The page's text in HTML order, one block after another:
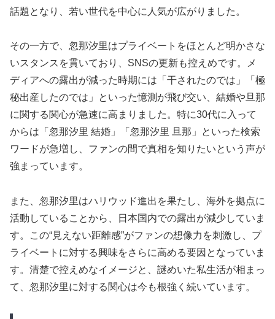
話題となり、若い世代を中心に人気が広がりました。
その一方で、忽那汐里はプライベートをほとんど明かさな
いスタンスを貫いており、SNSの更新も控えめです。メ
ディアへの露出が減った時期には「干されたのでは」「極
秘出産したのでは」といった憶測が飛び交い、結婚や旦那
に関する関心が急速に高まりました。特に30代に入って
からは「忽那汐里 結婚」「忽那汐里 旦那」といった検索
ワードが急増し、ファンの間で真相を知りたいという声が
強まっています。
また、忽那汐里はハリウッド進出を果たし、海外を拠点に
活動していることから、日本国内での露出が減少していま
す。この“見えない距離感”がファンの想像力を刺激し、プ
ライベートに対する興味をさらに高める要因となっていま
す。清楚で控えめなイメージと、謎めいた私生活が相まっ
て、忽那汐里に対する関心は今も根強く続いています。